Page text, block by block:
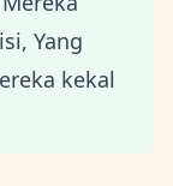
Yang
kekal